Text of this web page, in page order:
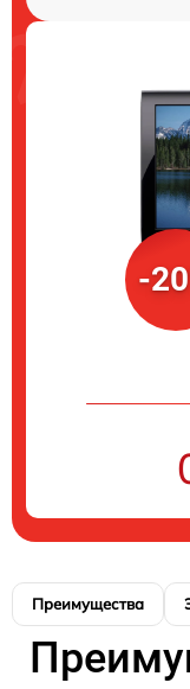
-
Преимущества